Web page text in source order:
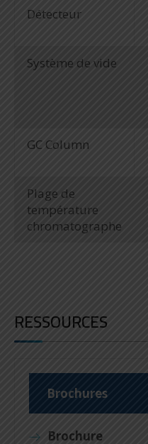
Détecteur
Système de vide
GC Column
Plage de
température
chromatographe
RESSOURCES
Brochures
Brochure